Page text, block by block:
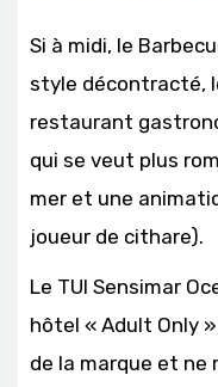
Si à midi, le
style décontracté,
restaurant
qui se veut plus
mer et une
joueur de cithare).
Le TUI Sensimar
hôtel « Adult Only
de la marque et ne